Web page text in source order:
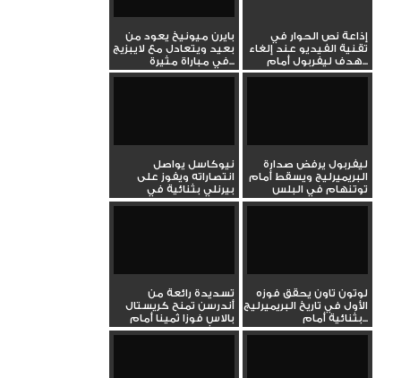
إذاعة نص الحوار في
تقنية الفيديو عند إلغاء
هدف ليفربول أمام...
بايرن ميونيخ يعود من
بعيد ويتعادل مع لايبزيج
في مباراة مثيرة...
ليفربول يرفض صدارة
البريميرليج ويسقط أمام
توتنهام في البلس
تسعين
نيوكاسل يواصل
انتصاراته ويفوز على
بيرنلي بثنائية في
الدوري...
لوتون تاون يحقق فوزه
الأول في تاريخ البريميرليج
بثنائية أمام...
تسديدة رائعة من
أندرسن تمنح كريستال
بالاس فوزا ثمينا أمام
مانشستر...